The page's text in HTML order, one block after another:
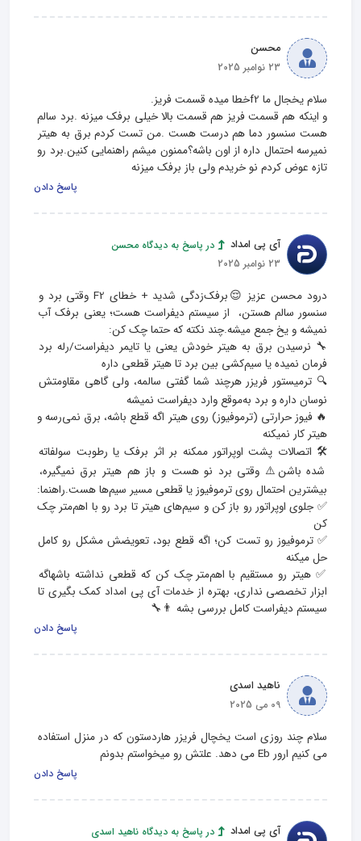
محسن
23 نوامبر 2025
و اینکه هم قسمت فریز هم قسمت بالا خیلی برفک میزنه .برد سالم
هست سنسور دما هم درست هست .من تست کردم برق به هیتر
نمیرسه احتمال داره از اون باشه؟ممنون میشم راهنمایی کنین.برد رو
تازه عوض کردم نو خریدم ولی باز برفک میزنه
پاسخ دادن
آی پی امداد
در پاسخ به دیدگاه محسن
23 نوامبر 2025
درود محسن عزیز 😌برفک‌زدگی شدید + خطای F2 وقتی برد و
سنسور سالم هستن،  از سیستم دیفراست هست؛ یعنی برفک آب
🔧 نرسیدن برق به هیتر خودش یعنی یا تایمر دیفراست/رله برد
🔍 ترمیستور فریزر هرچند شما گفتی سالمه، ولی گاهی مقاومتش
🔥 فیوز حرارتی (ترموفیوز) روی هیتر اگه قطع باشه، برق نمی‌رسه و
🛠 اتصالات پشت اوپراتور ممکنه بر اثر برفک یا رطوبت سولفاته
شده باشن⚠️ وقتی برد نو هست و باز هم هیتر برق نمیگیره،
✅ جلوی اوپراتور رو باز کن و سیم‌های هیتر تا برد رو با اهم‌متر چک
✅ ترموفیوز رو تست کن؛ اگه قطع بود، تعویضش مشکل رو کامل
✅ هیتر رو مستقیم با اهم‌متر چک کن که قطعی نداشته باشهاگه
ابزار تخصصی نداری، بهتره از خدمات آی‌ پی امداد کمک بگیری تا
سیستم دیفراست کامل بررسی بشه 👨‍🔧
پاسخ دادن
ناهید اسدی
09 می 2025
سلام چند روزی است یخچال فریزر هاردستون که در منزل استفاده
می کنیم ارور Eb می دهد. علتش رو میخواستم بدونم
پاسخ دادن
آی پی امداد
در پاسخ به دیدگاه ناهید اسدی